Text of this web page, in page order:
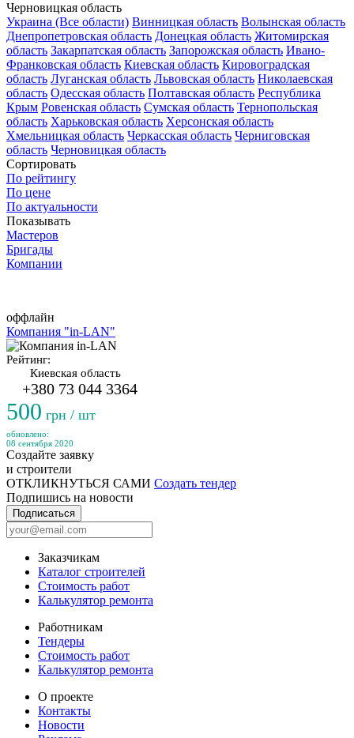
Черновицкая область
Украина (Все области) Винницкая область Волынская область
Днепропетровская область Донецкая область Житомирская
область Закарпатская область Запорожская область Ивано-
Франковская область Киевская область Кировоградская
область Луганская область Львовская область Николаевская
область Одесская область Полтавская область Республика
Крым Ровенская область Сумская область Тернопольская
область Харьковская область Херсонская область
Хмельницкая область Черкасская область Черниговская
область Черновицкая область
Сортировать
По рейтингу
По цене
По актуальности
Показывать
Мастеров
Бригады
Компании
оффлайн
Компания "in-LAN"
Рейтинг:
Киевская область
+380 73 044 3364
500 грн / шт
обновлено:
08 сентября 2020
Создайте заявку
и строители
ОТКЛИКНУТЬСЯ САМИ Создать тендер
Подпишись на новости
Подписаться
Заказчикам
Каталог строителей
Стоимость работ
Калькулятор ремонта
Работникам
Тендеры
Стоимость работ
Калькулятор ремонта
О проекте
Контакты
Новости